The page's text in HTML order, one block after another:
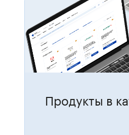
Продукты в
Для размещения